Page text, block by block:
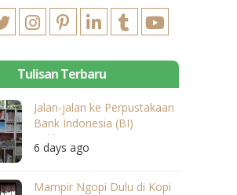
Tulisan Terbaru
Jalan-jalan ke Perpustakaan
Bank Indonesia (BI)
Balikpapan
6 days ago
Mampir Ngopi Dulu di Kopi